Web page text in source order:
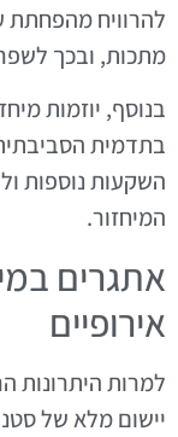
להרוויח מהפחתת
מתכות, ובכך
בנוסף, יוזמות
בתדמית
השקעות נוספות
המיחזור.
אתגרים
אירופיים
למרות היתרונות
יישום מלא של